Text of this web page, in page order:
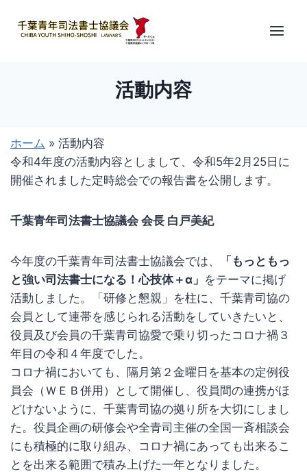
活動内容
ホーム » 活動内容
令和4年度の活動内容としまして、令和5年2月25日に
開催されました定時総会での報告書を公開します。
千葉青年司法書士協議会 会長 白戸美紀
今年度の千葉青年司法書士協議会では、
「もっともっ
と強い司法書士になる！心技体＋α」 をテーマに掲げ
活動しました。「研修と懇親」を柱に、千葉青司協の
会員として連帯を感じられる活動をしていきたいと、
役員及び会員の千葉青司協愛で乗り切ったコロナ禍３
年目の令和４年度でした。
コロナ禍においても、隔月第２金曜日を基本の定例役
員会（ＷＥＢ併用）として開催し、役員間の連携がほ
どけないように、千葉青司協の拠り所を大切にしまし
た。役員企画の研修会や全青司主催の全国一斉相談会
にも積極的に取り組み、コロナ禍にあっても出来るこ
とを出来る範囲で積み上げた一年となりました。